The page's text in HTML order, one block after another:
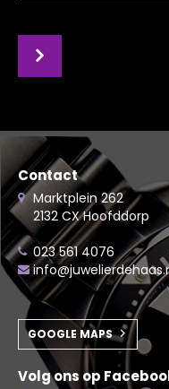
Contact
Marktplein 262
2132 CX Hoofddorp
023 561 4076
GOOGLE MAPS
Volg ons op